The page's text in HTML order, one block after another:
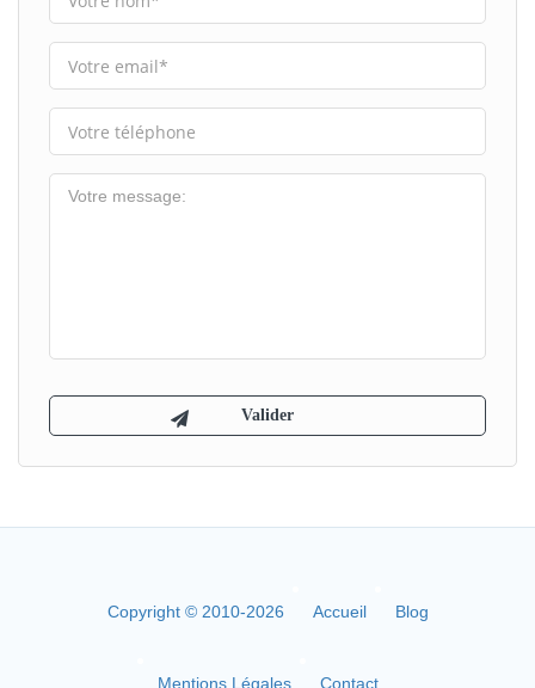
Copyright © 2010-2026 Accueil Blog
Mentions Légales Contact